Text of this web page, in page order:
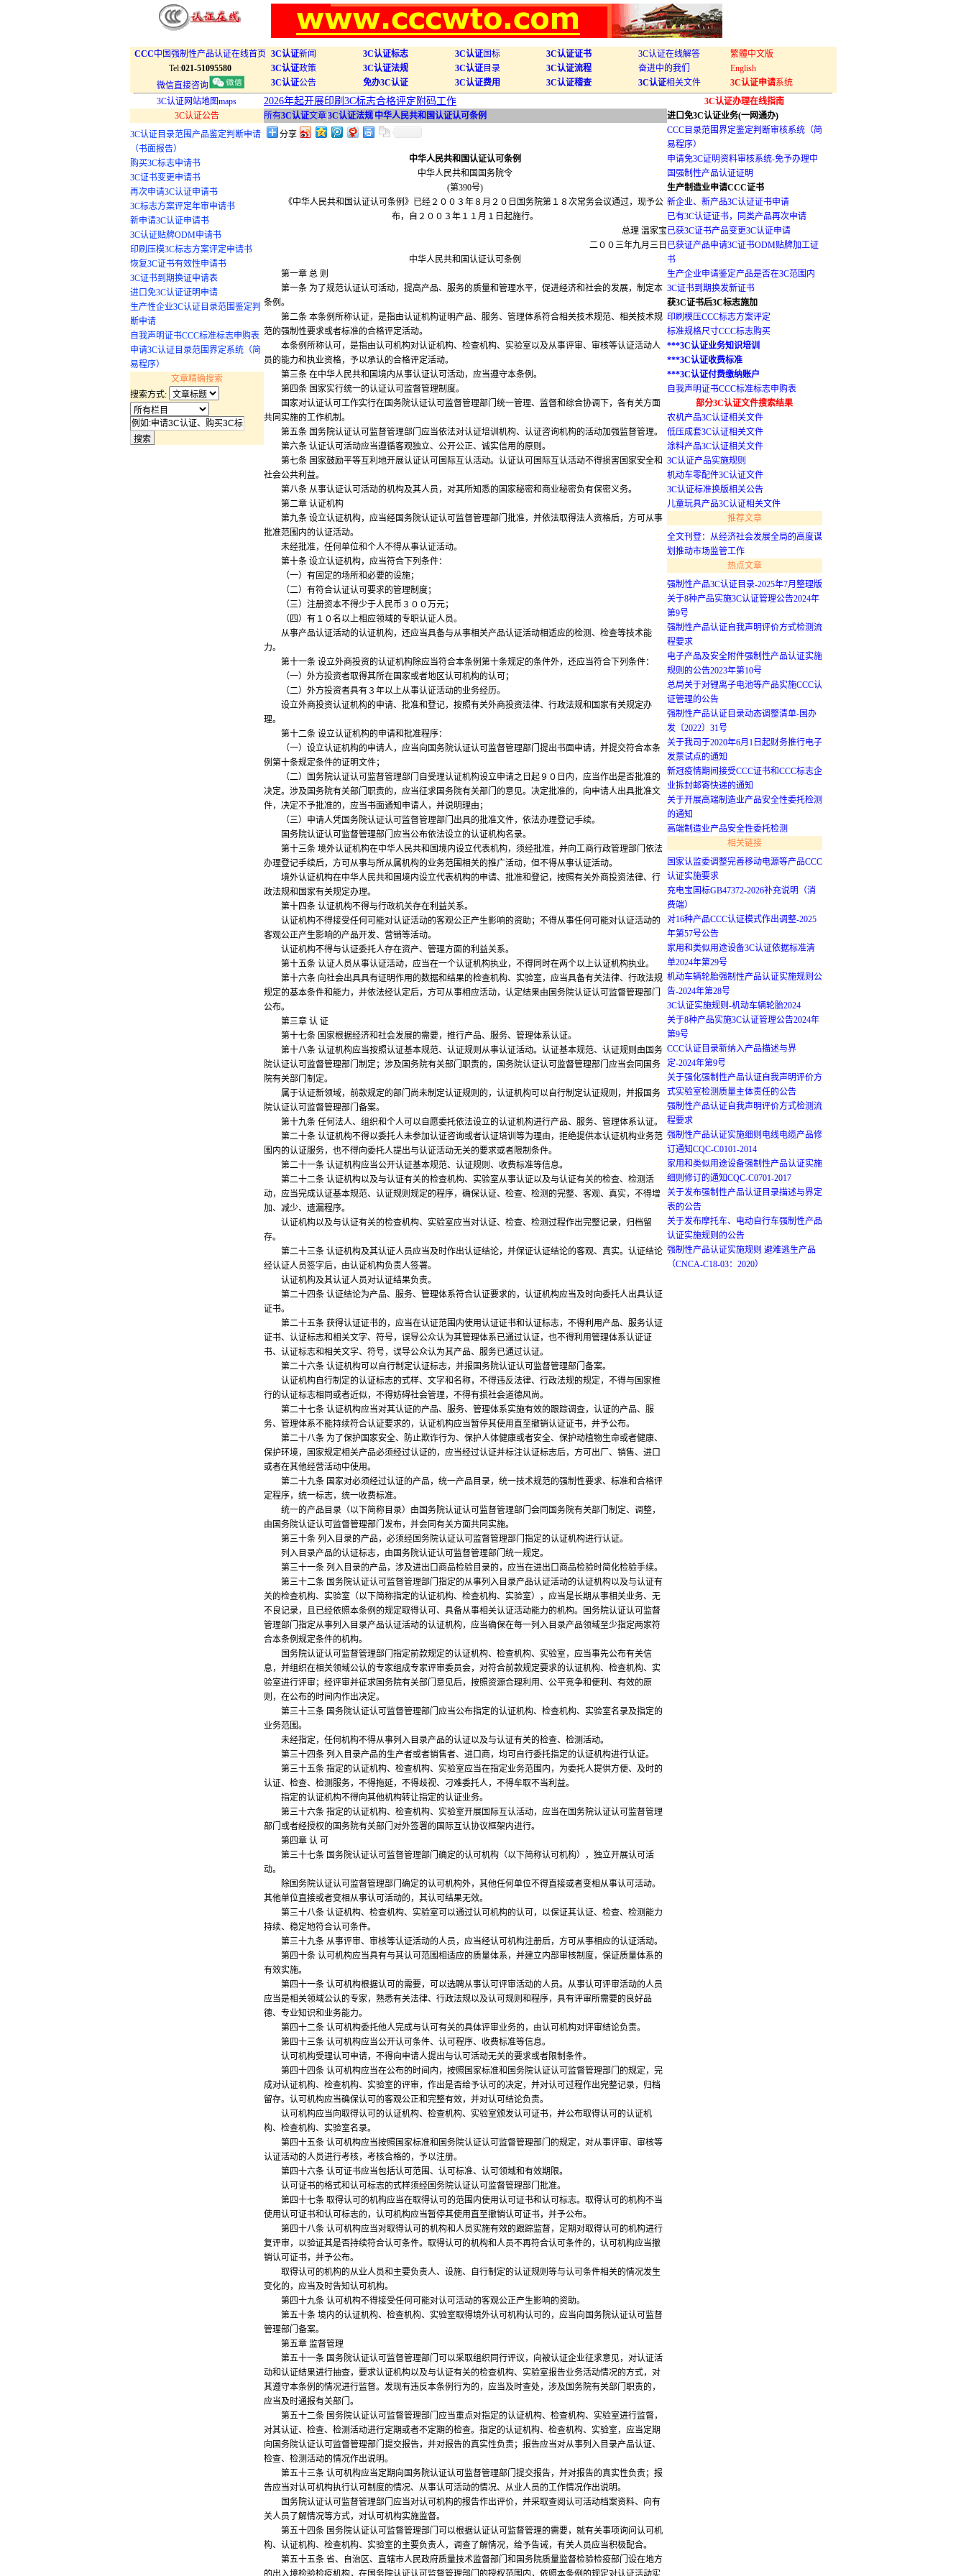
CCC中国强制性产品认证在线首页
Tel:021-51095580
微信直接咨询
3C认证新闻
3C认证政策
3C认证公告
3C认证标志
3C认证法规
免办3C认证
3C认证国标
3C认证目录
3C认证费用
3C认证证书
3C认证流程
3C认证稽查
3C认证在线解答
奋进中的我们
3C认证相关文件
繁體中文版
English
3C认证申请系统
3C认证网站地图maps
3C认证公告
3C认证目录范围产品鉴定判断申请
（书面报告）
购买3C标志申请书
3C证书变更申请书
再次申请3C认证申请书
3C标志方案评定年审申请书
新申请3C认证申请书
3C认证贴牌ODM申请书
印刷压模3C标志方案评定申请书
恢复3C证书有效性申请书
3C证书到期换证申请表
进口免3C认证证明申请
生产性企业3C认证目录范围鉴定判
断申请
自我声明证书CCC标准标志申购表
申请3C认证目录范围界定系统（简
易程序）
文章精确搜索
搜索方式:
2026年起开展印刷3C标志合格评定附码工作
所有3C认证文章|3C认证法规 中华人民共和国认证认可条例
分享
中华人民共和国认证认可条例
中华人民共和国国务院令
(第390号)
《中华人民共和国认证认可条例》已经２００３年８月２０日国务院第１８次常务会议通过，现予公
布，自２００３年１１月１日起施行。
总理 温家宝
二００三年九月三日
中华人民共和国认证认可条例
第一章 总 则
第一条 为了规范认证认可活动，提高产品、服务的质量和管理水平，促进经济和社会的发展，制定本
条例。
第二条 本条例所称认证，是指由认证机构证明产品、服务、管理体系符合相关技术规范、相关技术规
范的强制性要求或者标准的合格评定活动。
本条例所称认可，是指由认可机构对认证机构、检查机构、实验室以及从事评审、审核等认证活动人
员的能力和执业资格，予以承认的合格评定活动。
第三条 在中华人民共和国境内从事认证认可活动，应当遵守本条例。
第四条 国家实行统一的认证认可监督管理制度。
国家对认证认可工作实行在国务院认证认可监督管理部门统一管理、监督和综合协调下，各有关方面
共同实施的工作机制。
第五条 国务院认证认可监督管理部门应当依法对认证培训机构、认证咨询机构的活动加强监督管理。
第六条 认证认可活动应当遵循客观独立、公开公正、诚实信用的原则。
第七条 国家鼓励平等互利地开展认证认可国际互认活动。认证认可国际互认活动不得损害国家安全和
社会公共利益。
第八条 从事认证认可活动的机构及其人员，对其所知悉的国家秘密和商业秘密负有保密义务。
第二章 认证机构
第九条 设立认证机构，应当经国务院认证认可监督管理部门批准，并依法取得法人资格后，方可从事
批准范围内的认证活动。
未经批准，任何单位和个人不得从事认证活动。
第十条 设立认证机构，应当符合下列条件：
（一）有固定的场所和必要的设施；
（二）有符合认证认可要求的管理制度；
（三）注册资本不得少于人民币３００万元；
（四）有１０名以上相应领域的专职认证人员。
从事产品认证活动的认证机构，还应当具备与从事相关产品认证活动相适应的检测、检查等技术能
力。
第十一条 设立外商投资的认证机构除应当符合本条例第十条规定的条件外，还应当符合下列条件：
（一）外方投资者取得其所在国家或者地区认可机构的认可；
（二）外方投资者具有３年以上从事认证活动的业务经历。
设立外商投资认证机构的申请、批准和登记，按照有关外商投资法律、行政法规和国家有关规定办
理。
第十二条 设立认证机构的申请和批准程序：
（一）设立认证机构的申请人，应当向国务院认证认可监督管理部门提出书面申请，并提交符合本条
例第十条规定条件的证明文件；
（二）国务院认证认可监督管理部门自受理认证机构设立申请之日起９０日内，应当作出是否批准的
决定。涉及国务院有关部门职责的，应当征求国务院有关部门的意见。决定批准的，向申请人出具批准文
件，决定不予批准的，应当书面通知申请人，并说明理由；
（三）申请人凭国务院认证认可监督管理部门出具的批准文件，依法办理登记手续。
国务院认证认可监督管理部门应当公布依法设立的认证机构名录。
第十三条 境外认证机构在中华人民共和国境内设立代表机构，须经批准，并向工商行政管理部门依法
办理登记手续后，方可从事与所从属机构的业务范围相关的推广活动，但不得从事认证活动。
境外认证机构在中华人民共和国境内设立代表机构的申请、批准和登记，按照有关外商投资法律、行
政法规和国家有关规定办理。
第十四条 认证机构不得与行政机关存在利益关系。
认证机构不得接受任何可能对认证活动的客观公正产生影响的资助；不得从事任何可能对认证活动的
客观公正产生影响的产品开发、营销等活动。
认证机构不得与认证委托人存在资产、管理方面的利益关系。
第十五条 认证人员从事认证活动，应当在一个认证机构执业，不得同时在两个以上认证机构执业。
第十六条 向社会出具具有证明作用的数据和结果的检查机构、实验室，应当具备有关法律、行政法规
规定的基本条件和能力，并依法经认定后，方可从事相应活动，认定结果由国务院认证认可监督管理部门
公布。
第三章 认 证
第十七条 国家根据经济和社会发展的需要，推行产品、服务、管理体系认证。
第十八条 认证机构应当按照认证基本规范、认证规则从事认证活动。认证基本规范、认证规则由国务
院认证认可监督管理部门制定；涉及国务院有关部门职责的，国务院认证认可监督管理部门应当会同国务
院有关部门制定。
属于认证新领域，前款规定的部门尚未制定认证规则的，认证机构可以自行制定认证规则，并报国务
院认证认可监督管理部门备案。
第十九条 任何法人、组织和个人可以自愿委托依法设立的认证机构进行产品、服务、管理体系认证。
第二十条 认证机构不得以委托人未参加认证咨询或者认证培训等为理由，拒绝提供本认证机构业务范
围内的认证服务，也不得向委托人提出与认证活动无关的要求或者限制条件。
第二十一条 认证机构应当公开认证基本规范、认证规则、收费标准等信息。
第二十二条 认证机构以及与认证有关的检查机构、实验室从事认证以及与认证有关的检查、检测活
动，应当完成认证基本规范、认证规则规定的程序，确保认证、检查、检测的完整、客观、真实，不得增
加、减少、遗漏程序。
认证机构以及与认证有关的检查机构、实验室应当对认证、检查、检测过程作出完整记录，归档留
存。
第二十三条 认证机构及其认证人员应当及时作出认证结论，并保证认证结论的客观、真实。认证结论
经认证人员签字后，由认证机构负责人签署。
认证机构及其认证人员对认证结果负责。
第二十四条 认证结论为产品、服务、管理体系符合认证要求的，认证机构应当及时向委托人出具认证
证书。
第二十五条 获得认证证书的，应当在认证范围内使用认证证书和认证标志，不得利用产品、服务认证
证书、认证标志和相关文字、符号，误导公众认为其管理体系已通过认证，也不得利用管理体系认证证
书、认证标志和相关文字、符号，误导公众认为其产品、服务已通过认证。
第二十六条 认证机构可以自行制定认证标志，并报国务院认证认可监督管理部门备案。
认证机构自行制定的认证标志的式样、文字和名称，不得违反法律、行政法规的规定，不得与国家推
行的认证标志相同或者近似，不得妨碍社会管理，不得有损社会道德风尚。
第二十七条 认证机构应当对其认证的产品、服务、管理体系实施有效的跟踪调查，认证的产品、服
务、管理体系不能持续符合认证要求的，认证机构应当暂停其使用直至撤销认证证书，并予公布。
第二十八条 为了保护国家安全、防止欺诈行为、保护人体健康或者安全、保护动植物生命或者健康、
保护环境，国家规定相关产品必须经过认证的，应当经过认证并标注认证标志后，方可出厂、销售、进口
或者在其他经营活动中使用。
第二十九条 国家对必须经过认证的产品，统一产品目录，统一技术规范的强制性要求、标准和合格评
定程序，统一标志，统一收费标准。
统一的产品目录（以下简称目录）由国务院认证认可监督管理部门会同国务院有关部门制定、调整，
由国务院认证认可监督管理部门发布，并会同有关方面共同实施。
第三十条 列入目录的产品，必须经国务院认证认可监督管理部门指定的认证机构进行认证。
列入目录产品的认证标志，由国务院认证认可监督管理部门统一规定。
第三十一条 列入目录的产品，涉及进出口商品检验目录的，应当在进出口商品检验时简化检验手续。
第三十二条 国务院认证认可监督管理部门指定的从事列入目录产品认证活动的认证机构以及与认证有
关的检查机构、实验室（以下简称指定的认证机构、检查机构、实验室），应当是长期从事相关业务、无
不良记录，且已经依照本条例的规定取得认可、具备从事相关认证活动能力的机构。国务院认证认可监督
管理部门指定从事列入目录产品认证活动的认证机构，应当确保在每一列入目录产品领域至少指定两家符
合本条例规定条件的机构。
国务院认证认可监督管理部门指定前款规定的认证机构、检查机构、实验室，应当事先公布有关信
息，并组织在相关领域公认的专家组成专家评审委员会，对符合前款规定要求的认证机构、检查机构、实
验室进行评审；经评审并征求国务院有关部门意见后，按照资源合理利用、公平竞争和便利、有效的原
则，在公布的时间内作出决定。
第三十三条 国务院认证认可监督管理部门应当公布指定的认证机构、检查机构、实验室名录及指定的
业务范围。
未经指定，任何机构不得从事列入目录产品的认证以及与认证有关的检查、检测活动。
第三十四条 列入目录产品的生产者或者销售者、进口商，均可自行委托指定的认证机构进行认证。
第三十五条 指定的认证机构、检查机构、实验室应当在指定业务范围内，为委托人提供方便、及时的
认证、检查、检测服务，不得拖延，不得歧视、刁难委托人，不得牟取不当利益。
指定的认证机构不得向其他机构转让指定的认证业务。
第三十六条 指定的认证机构、检查机构、实验室开展国际互认活动，应当在国务院认证认可监督管理
部门或者经授权的国务院有关部门对外签署的国际互认协议框架内进行。
第四章 认 可
第三十七条 国务院认证认可监督管理部门确定的认可机构（以下简称认可机构），独立开展认可活
动。
除国务院认证认可监督管理部门确定的认可机构外，其他任何单位不得直接或者变相从事认可活动。
其他单位直接或者变相从事认可活动的，其认可结果无效。
第三十八条 认证机构、检查机构、实验室可以通过认可机构的认可，以保证其认证、检查、检测能力
持续、稳定地符合认可条件。
第三十九条 从事评审、审核等认证活动的人员，应当经认可机构注册后，方可从事相应的认证活动。
第四十条 认可机构应当具有与其认可范围相适应的质量体系，并建立内部审核制度，保证质量体系的
有效实施。
第四十一条 认可机构根据认可的需要，可以选聘从事认可评审活动的人员。从事认可评审活动的人员
应当是相关领域公认的专家，熟悉有关法律、行政法规以及认可规则和程序，具有评审所需要的良好品
德、专业知识和业务能力。
第四十二条 认可机构委托他人完成与认可有关的具体评审业务的，由认可机构对评审结论负责。
第四十三条 认可机构应当公开认可条件、认可程序、收费标准等信息。
认可机构受理认可申请，不得向申请人提出与认可活动无关的要求或者限制条件。
第四十四条 认可机构应当在公布的时间内，按照国家标准和国务院认证认可监督管理部门的规定，完
成对认证机构、检查机构、实验室的评审，作出是否给予认可的决定，并对认可过程作出完整记录，归档
留存。认可机构应当确保认可的客观公正和完整有效，并对认可结论负责。
认可机构应当向取得认可的认证机构、检查机构、实验室颁发认可证书，并公布取得认可的认证机
构、检查机构、实验室名录。
第四十五条 认可机构应当按照国家标准和国务院认证认可监督管理部门的规定，对从事评审、审核等
认证活动的人员进行考核，考核合格的，予以注册。
第四十六条 认可证书应当包括认可范围、认可标准、认可领域和有效期限。
认可证书的格式和认可标志的式样须经国务院认证认可监督管理部门批准。
第四十七条 取得认可的机构应当在取得认可的范围内使用认可证书和认可标志。取得认可的机构不当
使用认可证书和认可标志的，认可机构应当暂停其使用直至撤销认可证书，并予公布。
第四十八条 认可机构应当对取得认可的机构和人员实施有效的跟踪监督，定期对取得认可的机构进行
复评审，以验证其是否持续符合认可条件。取得认可的机构和人员不再符合认可条件的，认可机构应当撤
销认可证书，并予公布。
取得认可的机构的从业人员和主要负责人、设施、自行制定的认证规则等与认可条件相关的情况发生
变化的，应当及时告知认可机构。
第四十九条 认可机构不得接受任何可能对认可活动的客观公正产生影响的资助。
第五十条 境内的认证机构、检查机构、实验室取得境外认可机构认可的，应当向国务院认证认可监督
管理部门备案。
第五章 监督管理
第五十一条 国务院认证认可监督管理部门可以采取组织同行评议，向被认证企业征求意见，对认证活
动和认证结果进行抽查，要求认证机构以及与认证有关的检查机构、实验室报告业务活动情况的方式，对
其遵守本条例的情况进行监督。发现有违反本条例行为的，应当及时查处，涉及国务院有关部门职责的，
应当及时通报有关部门。
第五十二条 国务院认证认可监督管理部门应当重点对指定的认证机构、检查机构、实验室进行监督，
对其认证、检查、检测活动进行定期或者不定期的检查。指定的认证机构、检查机构、实验室，应当定期
向国务院认证认可监督管理部门提交报告，并对报告的真实性负责；报告应当对从事列入目录产品认证、
检查、检测活动的情况作出说明。
第五十三条 认可机构应当定期向国务院认证认可监督管理部门提交报告，并对报告的真实性负责；报
告应当对认可机构执行认可制度的情况、从事认可活动的情况、从业人员的工作情况作出说明。
国务院认证认可监督管理部门应当对认可机构的报告作出评价，并采取查阅认可活动档案资料、向有
关人员了解情况等方式，对认可机构实施监督。
第五十四条 国务院认证认可监督管理部门可以根据认证认可监督管理的需要，就有关事项询问认可机
构、认证机构、检查机构、实验室的主要负责人，调查了解情况，给予告诫，有关人员应当积极配合。
第五十五条 省、自治区、直辖市人民政府质量技术监督部门和国务院质量监督检验检疫部门设在地方
的出入境检验检疫机构，在国务院认证认可监督管理部门的授权范围内，依照本条例的规定对认证活动实
3C认证办理在线指南
进口免3C认证业务(一网通办)
CCC目录范围界定鉴定判断审核系统（简
易程序）
申请免3C证明资料审核系统-免予办理中
国强制性产品认证证明
生产制造业申请CCC证书
新企业、新产品3C认证证书申请
已有3C认证证书，同类产品再次申请
已获3C证书产品变更3C认证申请
已获证产品申请3C证书ODM贴牌加工证
书
生产企业申请鉴定产品是否在3C范围内
3C证书到期换发新证书
获3C证书后3C标志施加
印刷模压CCC标志方案评定
标准规格尺寸CCC标志购买
***3C认证业务知识培训
***3C认证收费标准
***3C认证付费缴纳账户
自我声明证书CCC标准标志申购表
部分3C认证文件搜索结果
农机产品3C认证相关文件
低压成套3C认证相关文件
涂料产品3C认证相关文件
3C认证产品实施规则
机动车零配件3C认证文件
3C认证标准换版相关公告
儿童玩具产品3C认证相关文件
推荐文章
全文刊登：从经济社会发展全局的高度谋
划推动市场监管工作
热点文章
强制性产品3C认证目录-2025年7月整理版
关于8种产品实施3C认证管理公告2024年
第9号
强制性产品认证自我声明评价方式检测流
程要求
电子产品及安全附件强制性产品认证实施
规则的公告2023年第10号
总局关于对锂离子电池等产品实施CCC认
证管理的公告
强制性产品认证目录动态调整清单-国办
发〔2022〕31号
关于我司于2020年6月1日起财务推行电子
发票试点的通知
新冠疫情期间接受CCC证书和CCC标志企
业拆封邮寄快递的通知
关于开展高端制造业产品安全性委托检测
的通知
高端制造业产品安全性委托检测
相关链接
国家认监委调整完善移动电源等产品CCC
认证实施要求
充电宝国标GB47372-2026补充说明（消
费端）
对16种产品CCC认证模式作出调整-2025
年第57号公告
家用和类似用途设备3C认证依据标准清
单2024年第29号
机动车辆轮胎强制性产品认证实施规则公
告-2024年第28号
3C认证实施规则-机动车辆轮胎2024
关于8种产品实施3C认证管理公告2024年
第9号
CCC认证目录新纳入产品描述与界
定-2024年第9号
关于强化强制性产品认证自我声明评价方
式实验室检测质量主体责任的公告
强制性产品认证自我声明评价方式检测流
程要求
强制性产品认证实施细则电线电缆产品修
订通知CQC-C0101-2014
家用和类似用途设备强制性产品认证实施
细则修订的通知CQC-C0701-2017
关于发布强制性产品认证目录描述与界定
表的公告
关于发布摩托车、电动自行车强制性产品
认证实施规则的公告
强制性产品认证实施规则 避难逃生产品
（CNCA-C18-03：2020）